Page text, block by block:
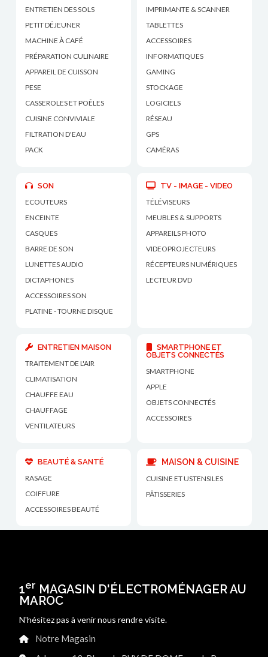
ENTRETIEN DES SOLS
PETIT DÉJEUNER
MACHINE À CAFÉ
PRÉPARATION CULINAIRE
APPAREIL DE CUISSON
PESE
CASSEROLES ET POÊLES
CUISINE CONVIVIALE
FILTRATION D'EAU
PACK
IMPRIMANTE & SCANNER
TABLETTES
ACCESSOIRES
INFORMATIQUES
GAMING
STOCKAGE
LOGICIELS
RÉSEAU
GPS
CAMÉRAS
SON
ECOUTEURS
ENCEINTE
CASQUES
BARRE DE SON
LUNETTES AUDIO
DICTAPHONES
ACCESSOIRES SON
PLATINE - TOURNE DISQUE
TV - IMAGE - VIDEO
TÉLÉVISEURS
MEUBLES & SUPPORTS
APPAREILS PHOTO
VIDEOPROJECTEURS
RÉCEPTEURS NUMÉRIQUES
LECTEUR DVD
ENTRETIEN MAISON
TRAITEMENT DE L'AIR
CLIMATISATION
CHAUFFE EAU
CHAUFFAGE
VENTILATEURS
SMARTPHONE ET
OBJETS CONNECTÉS
SMARTPHONE
APPLE
OBJETS CONNECTÉS
ACCESSOIRES
BEAUTÉ & SANTÉ
RASAGE
COIFFURE
ACCESSOIRES BEAUTÉ
MAISON & CUISINE
CUISINE ET USTENSILES
PÂTISSERIES
1er MAGASIN D'ÉLECTROMÉNAGER AU
MAROC
N'hésitez pas à venir nous rendre visite.
Notre Magasin